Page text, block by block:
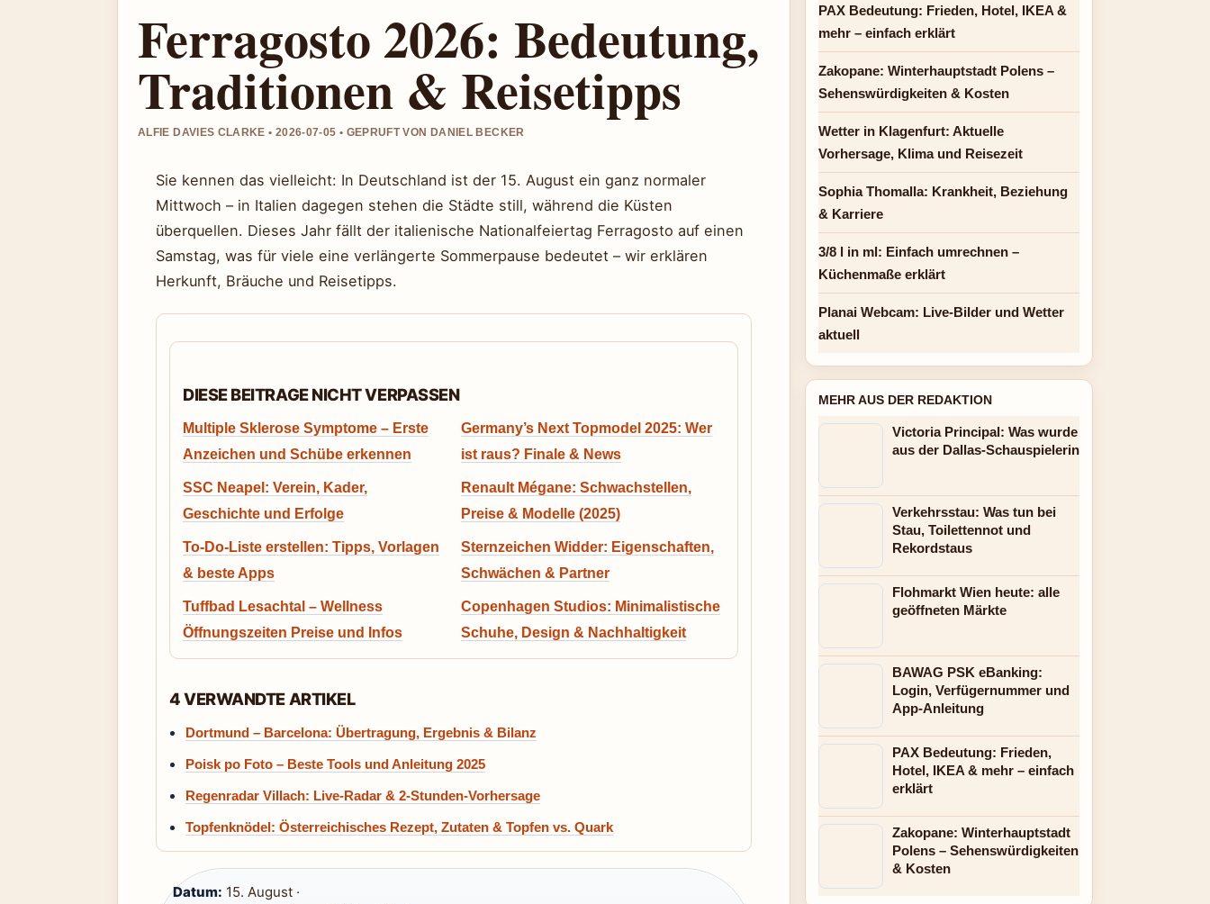
Ferragosto 2026: Bedeutung,
Traditionen & Reisetipps
ALFIE DAVIES CLARKE • 2026-07-05 • GEPRUFT VON DANIEL BECKER
Sie kennen das vielleicht: In Deutschland ist der 15. August ein ganz normaler
Mittwoch – in Italien dagegen stehen die Städte still, während die Küsten
überquellen. Dieses Jahr fällt der italienische Nationalfeiertag Ferragosto auf einen
Samstag, was für viele eine verlängerte Sommerpause bedeutet – wir erklären
Herkunft, Bräuche und Reisetipps.
DIESE BEITRAGE NICHT VERPASSEN
Multiple Sklerose Symptome – Erste
Anzeichen und Schübe erkennen
Germany’s Next Topmodel 2025: Wer
ist raus? Finale & News
SSC Neapel: Verein, Kader,
Geschichte und Erfolge
Renault Mégane: Schwachstellen,
Preise & Modelle (2025)
To-Do-Liste erstellen: Tipps, Vorlagen
& beste Apps
Sternzeichen Widder: Eigenschaften,
Schwächen & Partner
Tuffbad Lesachtal – Wellness
Öffnungszeiten Preise und Infos
Copenhagen Studios: Minimalistische
Schuhe, Design & Nachhaltigkeit
4 VERWANDTE ARTIKEL
Dortmund – Barcelona: Übertragung, Ergebnis & Bilanz
Poisk po Foto – Beste Tools und Anleitung 2025
Regenradar Villach: Live-Radar & 2-Stunden-Vorhersage
Topfenknödel: Österreichisches Rezept, Zutaten & Topfen vs. Quark
Datum: 15. August ·
PAX Bedeutung: Frieden, Hotel, IKEA &
mehr – einfach erklärt
Zakopane: Winterhauptstadt Polens –
Sehenswürdigkeiten & Kosten
Wetter in Klagenfurt: Aktuelle
Vorhersage, Klima und Reisezeit
Sophia Thomalla: Krankheit, Beziehung
& Karriere
3/8 l in ml: Einfach umrechnen –
Küchenmaße erklärt
Planai Webcam: Live-Bilder und Wetter
aktuell
MEHR AUS DER REDAKTION
Victoria Principal: Was wurde
aus der Dallas-Schauspielerin
Verkehrsstau: Was tun bei
Stau, Toilettennot und
Rekordstaus
Flohmarkt Wien heute: alle
geöffneten Märkte
BAWAG PSK eBanking:
Login, Verfügernummer und
App-Anleitung
PAX Bedeutung: Frieden,
Hotel, IKEA & mehr – einfach
erklärt
Zakopane: Winterhauptstadt
Polens – Sehenswürdigkeiten
& Kosten